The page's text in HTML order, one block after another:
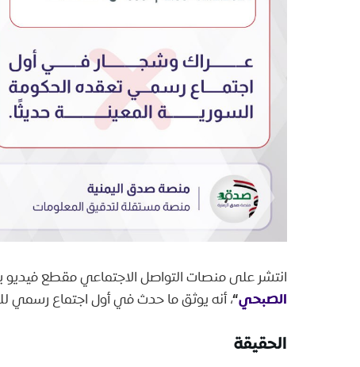
انتشر على منصات التواصل الاجتماعي مقطع فيديو
الصبحي“، أنه يوثق ما حدث في أول اجتماع رسمي
الحقيقة